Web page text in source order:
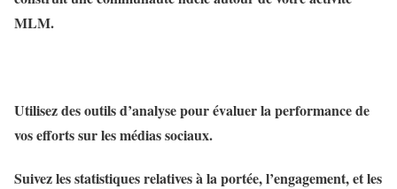
MLM.
Utilisez des outils d’analyse pour évaluer la performance de
vos efforts sur les médias sociaux.
Suivez les statistiques relatives à la portée, l’engagement, et les